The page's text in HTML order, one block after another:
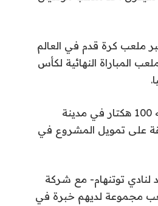
ملعب كرة قدم في العالم
المباراة النهائية لكأس
وبدأت الأعمال التحضيرية بالفعل لبناء الملعب في موقع يبلغ مساحته 100 هكتار في مدينة
بعد الموافقة على تمويل المشروع في
لنادي توتنهام- مع شركة
مجموعة لديهم خبرة في